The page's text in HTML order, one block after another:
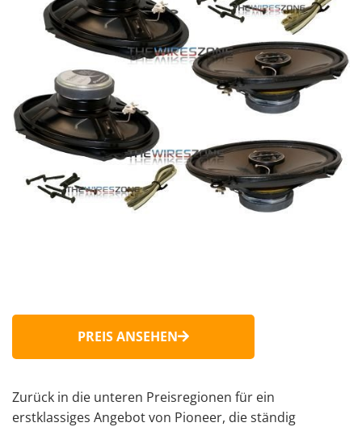
PREIS ANSEHEN
Zurück in die unteren Preisregionen für ein
erstklassiges Angebot von Pioneer, die ständig